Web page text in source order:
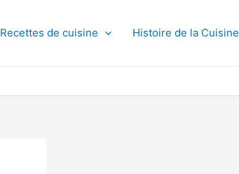
Recettes de cuisine Histoire de la Cuisine